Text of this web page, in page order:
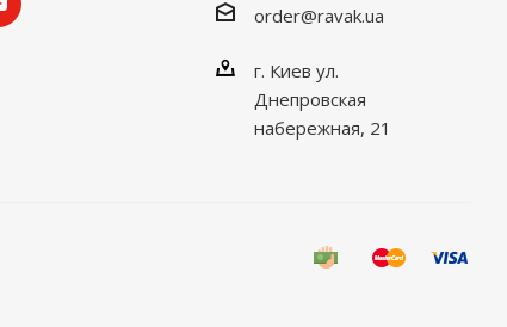
order@ravak.ua
г. Киев ул.
Днепровская
набережная, 21